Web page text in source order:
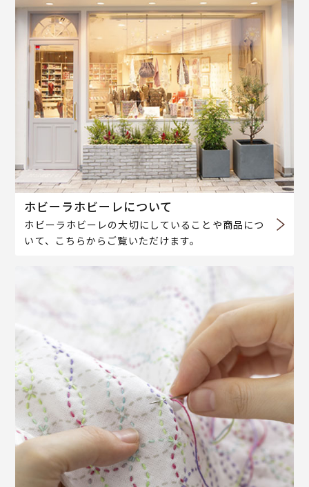
ホビーラホビーレについて
ホビーラホビーレの大切にしていることや商品につ
いて、こちらからご覧いただけます。